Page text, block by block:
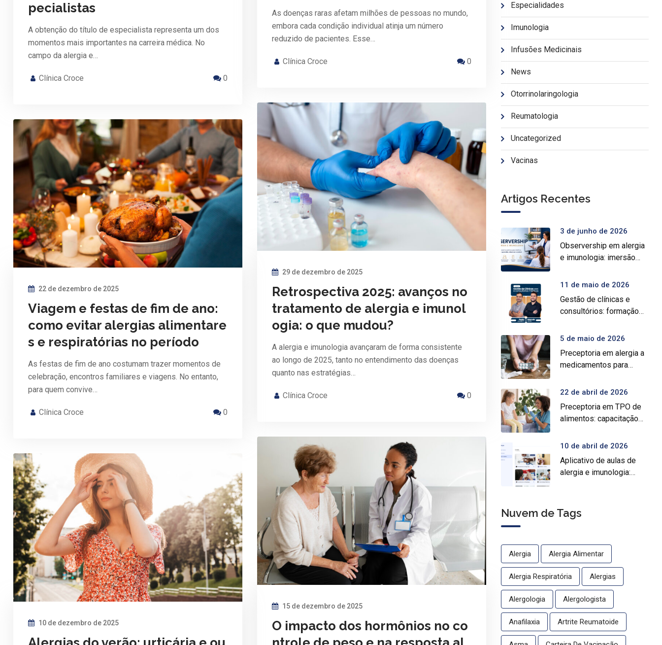
pecialistas
A obtenção do título de especialista representa um dos
momentos mais importantes na carreira médica. No
campo da alergia e…
Clínica Croce 0
As doenças raras afetam milhões de pessoas no mundo,
embora cada condição individual atinja um número
reduzido de pacientes. Esse…
Clínica Croce 0
29 de dezembro de 2025
Retrospectiva 2025: avanços no
tratamento de alergia e imunol
ogia: o que mudou?
A alergia e imunologia avançaram de forma consistente
ao longo de 2025, tanto no entendimento das doenças
quanto nas estratégias…
Clínica Croce 0
22 de dezembro de 2025
Viagem e festas de fim de ano:
como evitar alergias alimentare
s e respiratórias no período
As festas de fim de ano costumam trazer momentos de
celebração, encontros familiares e viagens. No entanto,
para quem convive…
Clínica Croce 0
15 de dezembro de 2025
O impacto dos hormônios no co
10 de dezembro de 2025
Especialidades
Imunologia
Infusões Medicinais
News
Otorrinolaringologia
Reumatologia
Uncategorized
Vacinas
Artigos Recentes
3 de junho de 2026
Observership em alergia
e imunologia: imersão
11 de maio de 2026
Gestão de clínicas e
consultórios: formação
5 de maio de 2026
Preceptoria em alergia a
medicamentos para
especializada
22 de abril de 2026
Preceptoria em TPO de
alimentos: capacitação
10 de abril de 2026
Aplicativo de aulas de
alergia e imunologia:
médico gratuito
Nuvem de Tags
Alergia Alergia Alimentar
Alergia Respiratória Alergias
Alergologia Alergologista
Anafilaxia Artrite Reumatoide